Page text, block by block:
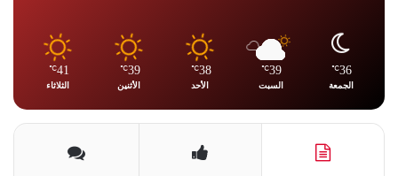
36
℃
الجمعة
39
℃
السبت
38
℃
الأحد
39
℃
الأثنين
41
℃
الثلاثاء